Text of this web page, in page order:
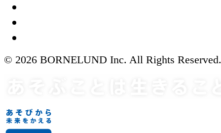
© 2026 BORNELUND Inc. All Rights Reserved.